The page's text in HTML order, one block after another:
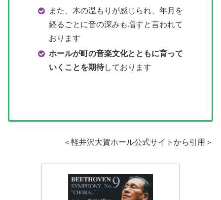
また、木の温もりが感じられ、年月を
経るごとに音の深みも増すと言われて
おります
ホールが町の音楽文化とともに育って
いくことを期待しております
＜軽井沢大賀ホール公式サイトから引用＞